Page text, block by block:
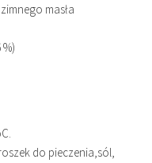
masła
do pieczenia,sól,